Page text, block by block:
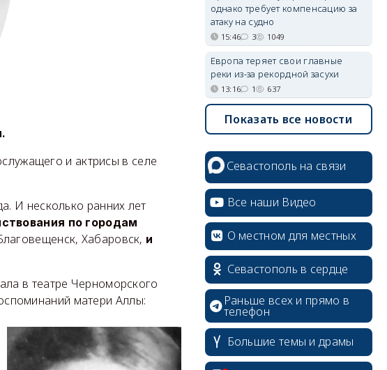
и актрисы в селе
И несколько ранних лет
по городам
Хабаровск, и
в театре Черноморского
матери Аллы:
однако требует компенсацию за
атаку на судно
15:46 3 1049
Европа теряет свои главные
реки из-за рекордной засухи
13:16 1 637
Показать все новости
Севастополь на связи
Все наши Видео
О местном для местных
Севастополь в сердце
Раньше всех и прямо в
телефон
Большие темы и драмы
erid: 2SDnjcrDNw6